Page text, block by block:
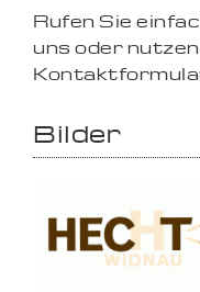
Rufen Sie
uns oder
Bilder